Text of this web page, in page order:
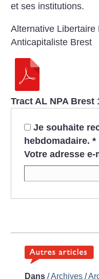
et ses institutions.
Alternative Libertaire
Anticapitaliste Brest
Tract AL NPA Brest
Je souhaite
hebdomadaire. *
Votre adresse e-
Dans /Archives /